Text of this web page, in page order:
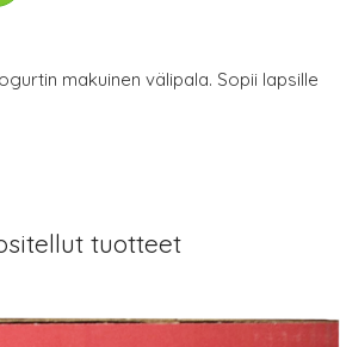
makuinen välipala. Sopii lapsille
tuotteet